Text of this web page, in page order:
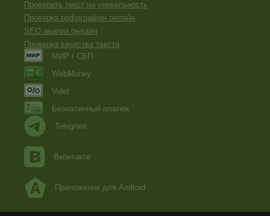
Проверить текст на уникальность
Проверка орфографии онлайн
SEO анализ онлайн
Проверка качества текста
МИР / СБП
WebMoney
Volet
Безналичный платеж
Telegram
Вконтакте
Приложение для Android